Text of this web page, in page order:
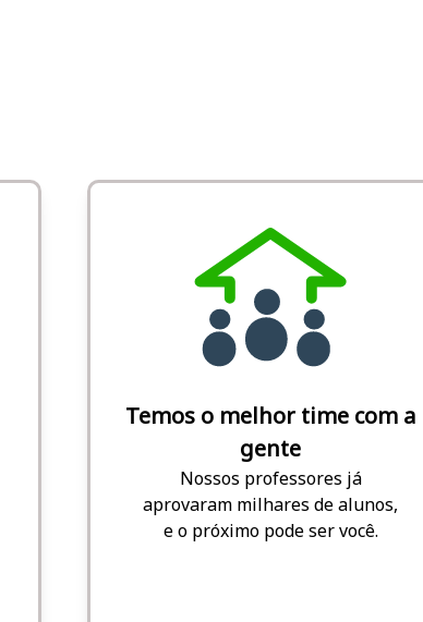
Temos o melhor time com a
gente
Nossos professores já
aprovaram milhares de alunos,
e o próximo pode ser você.